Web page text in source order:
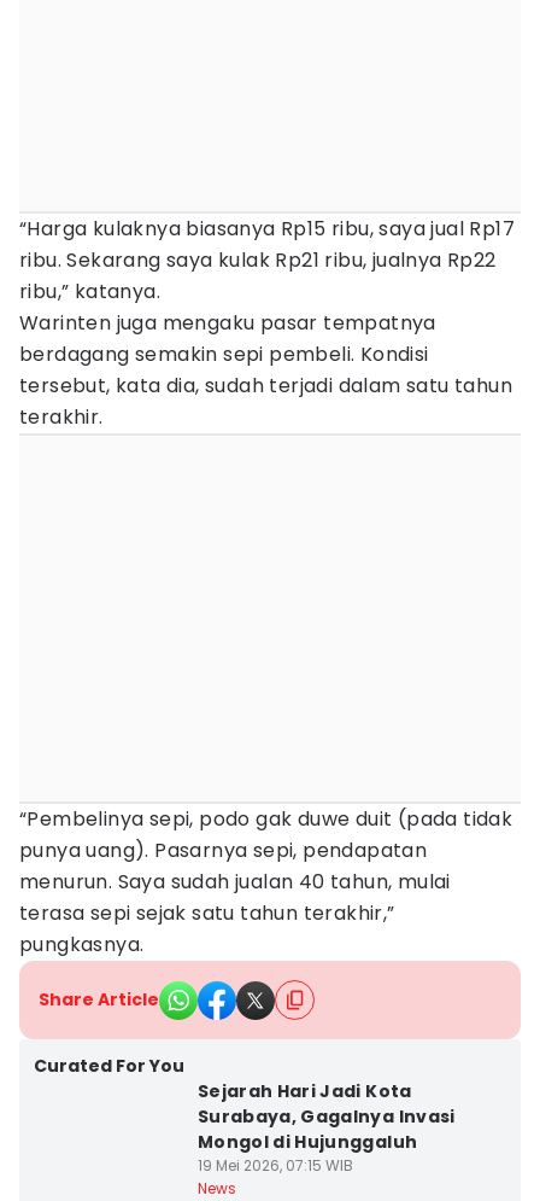
“Harga kulaknya biasanya Rp15 ribu, saya jual Rp17
ribu. Sekarang saya kulak Rp21 ribu, jualnya Rp22
ribu,” katanya.
Warinten juga mengaku pasar tempatnya
berdagang semakin sepi pembeli. Kondisi
tersebut, kata dia, sudah terjadi dalam satu tahun
terakhir.
“Pembelinya sepi, podo gak duwe duit (pada tidak
punya uang). Pasarnya sepi, pendapatan
menurun. Saya sudah jualan 40 tahun, mulai
terasa sepi sejak satu tahun terakhir,”
pungkasnya.
Share Article
Curated For You
Sejarah Hari Jadi Kota
Surabaya, Gagalnya Invasi
Mongol di Hujunggaluh
19 Mei 2026, 07:15 WIB
News